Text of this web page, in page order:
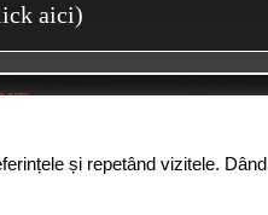
aici)
și repetând vizitele. Dând